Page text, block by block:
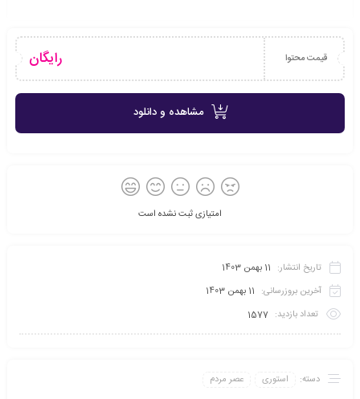
قیمت محتوا رایگان
مشاهده و دانلود
امتیازی ثبت نشده است
تاریخ انتشار: 11 بهمن 1403
آخرین بروزرسانی: 11 بهمن 1403
تعداد بازدید: 1577
دسته: استوری عصر مردم